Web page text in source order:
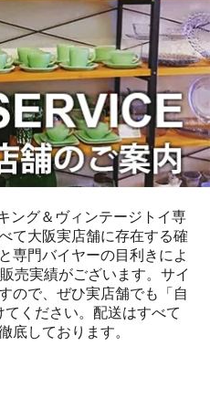
ング＆ヴィンテージトイ専
て大阪実店舗に存在する確
専門バイヤーの目利きによ
売実績がございます。サイ
ので、ぜひ実店舗でも「自
ください。配送はすべて
底しております。